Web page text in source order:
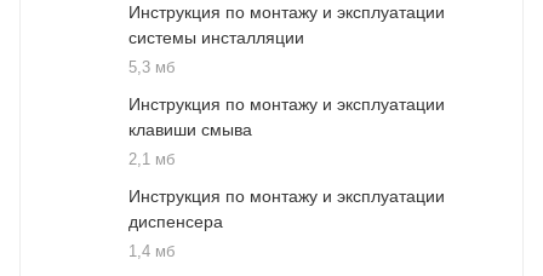
Инструкция по монтажу и эксплуатации
системы инсталляции
5,3 мб
Инструкция по монтажу и эксплуатации
клавиши смыва
2,1 мб
Инструкция по монтажу и эксплуатации
диспенсера
1,4 мб